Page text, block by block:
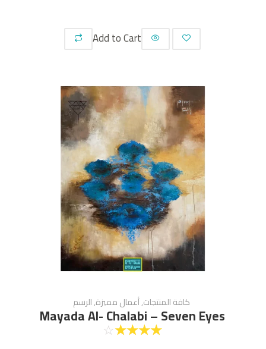
Add to Cart
كافة المنتجات,أعمال مميزة,الرسم
Mayada Al- Chalabi – Seven Eyes
☆
☆
☆
☆
☆